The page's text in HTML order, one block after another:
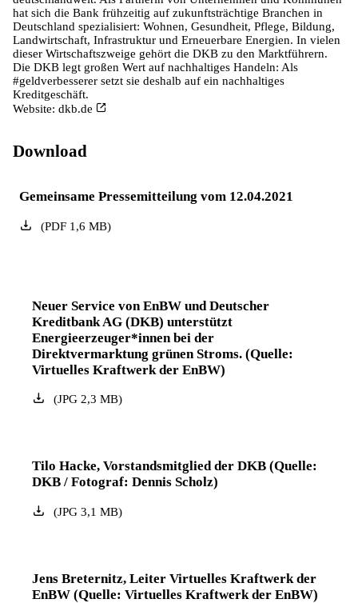
hat sich die Bank frühzeitig auf zukunftsträchtige Branchen in
Deutschland spezialisiert: Wohnen, Gesundheit, Pflege, Bildung,
Landwirtschaft, Infrastruktur und Erneuerbare Energien. In vielen
dieser Wirtschaftszweige gehört die DKB zu den Marktführern.
Die DKB legt großen Wert auf nachhaltiges Handeln: Als
#geldverbesserer setzt sie deshalb auf ein nachhaltiges
Kreditgeschäft.
Website: dkb.de
Download
Gemeinsame Pressemitteilung vom 12.04.2021
(PDF1,6 MB)
Neuer Service von EnBW und Deutscher
Kreditbank AG (DKB) unterstützt
Energieerzeuger*innen bei der
Direktvermarktung grünen Stroms. (Quelle:
Virtuelles Kraftwerk der EnBW)
(JPG2,3 MB)
Tilo Hacke, Vorstandsmitglied der DKB (Quelle:
DKB / Fotograf: Dennis Scholz)
(JPG3,1 MB)
Jens Breternitz, Leiter Virtuelles Kraftwerk der
EnBW (Quelle: Virtuelles Kraftwerk der EnBW)